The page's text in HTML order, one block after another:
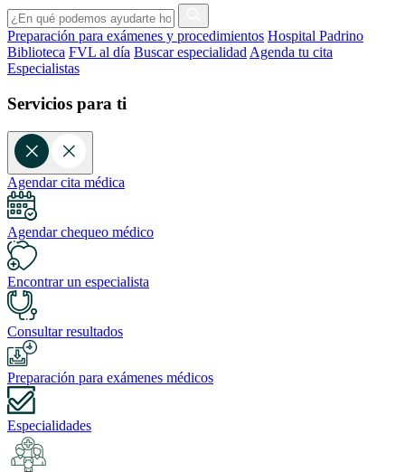
Preparación para exámenes y procedimientos Hospital Padrino
Biblioteca FVL al día Buscar especialidad Agenda tu cita
Especialistas
Servicios para ti
Agendar cita médica
Agendar chequeo médico
Encontrar un especialista
Consultar resultados
Preparación para exámenes médicos
Especialidades